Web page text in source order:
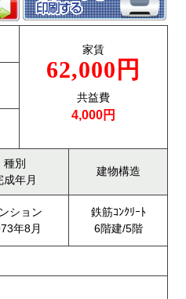
家賃
62,000円
共益費
4,000円
種別
成年月
建物構造
ション
年8月
鉄筋ｺﾝｸﾘｰﾄ
6階建/5階